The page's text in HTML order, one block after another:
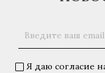
Я даю согласие